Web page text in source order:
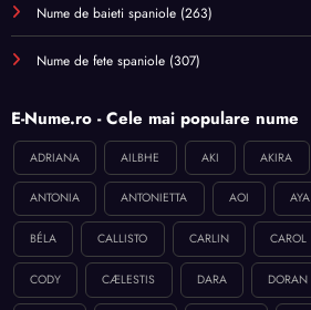
Nume de baieti spaniole (263)
Nume de fete spaniole (307)
E-Nume.ro - Cele mai populare nume
ADRIANA AILBHE AKI AKIRA
ANTONIA ANTONIETTA AOI AYA
BÉLA CALLISTO CARLIN CAROL
CODY CÆLESTIS DARA DORAN